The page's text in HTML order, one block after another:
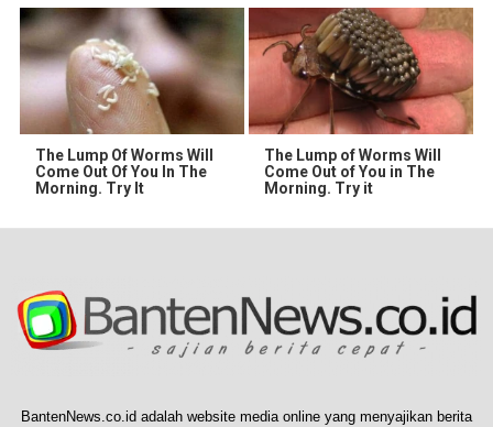
The Lump Of Worms Will
Come Out Of You In The
Morning. Try It
The Lump of Worms Will
Come Out of You in The
Morning. Try it
BantenNews.co.id adalah website media online yang menyajikan berita